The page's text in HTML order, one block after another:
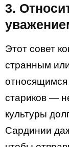
3.
Этот совет
странным
относящимся
стариков —
культуры
Сардинии